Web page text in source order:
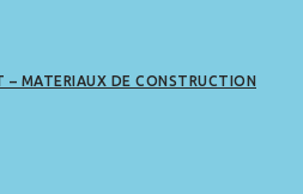
– MATERIAUX DE CONSTRUCTION